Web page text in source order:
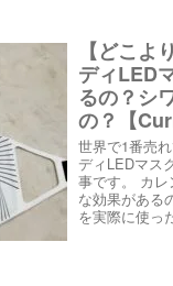
【どこよ
ディLED
るの？シ
の？【
世界で1番売
ディLEDマス
事です。 カ
な効果がある
を実際に使っ